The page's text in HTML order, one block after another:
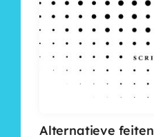
Alternatieve feiten